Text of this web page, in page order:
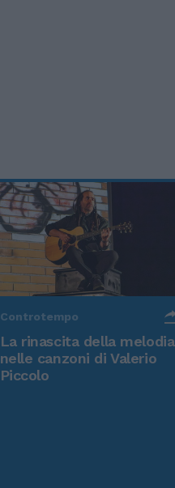
Controtempo
La rinascita della melodia
nelle canzoni di Valerio
Piccolo